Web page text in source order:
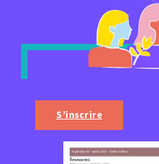
S’inscrire